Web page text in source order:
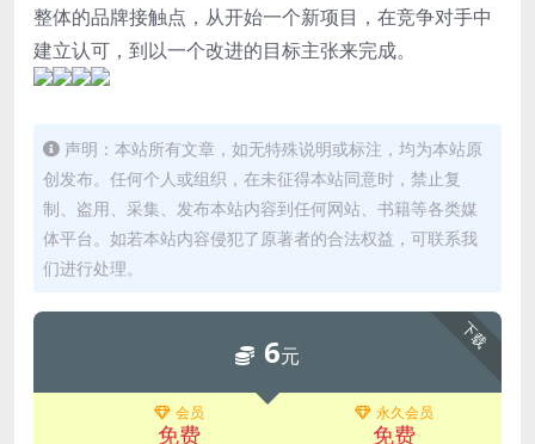
整体的品牌接触点，从开始一个新项目，在竞争对手中
建立认可，到以一个改进的目标主张来完成。
声明：本站所有文章，如无特殊说明或标注，均为本站原
创发布。任何个人或组织，在未征得本站同意时，禁止复
制、盗用、采集、发布本站内容到任何网站、书籍等各类媒
体平台。如若本站内容侵犯了原著者的合法权益，可联系我
们进行处理。
下载
6元
会员
免费
永久会员
免费